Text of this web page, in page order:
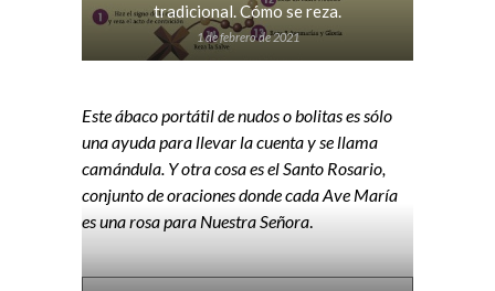
tradicional. Cómo se reza.
1 de febrero de 2021
Este ábaco portátil de nudos o bolitas es sólo
una ayuda para llevar la cuenta y se llama
camándula. Y otra cosa es el Santo Rosario,
conjunto de oraciones donde cada Ave María
es una rosa para Nuestra Señora.